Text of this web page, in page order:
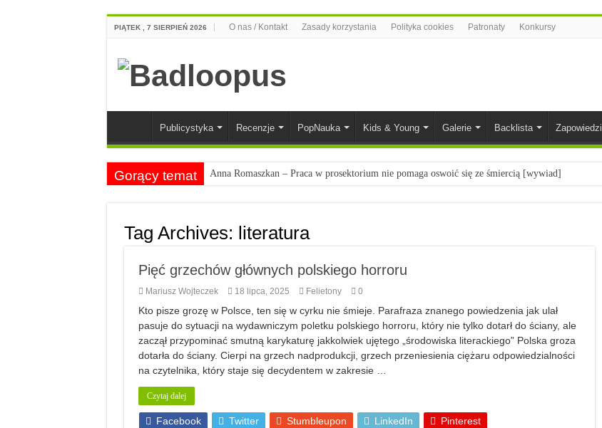
PIĄTEK , 7 SIERPIEŃ 2026 O nas / Kontakt Zasady korzystania Polityka cookies Patronaty Konkursy
Publicystyka Recenzje PopNauka Kids & Young Galerie Backlista Zapowiedzi
Gorący temat Anna Romaszkan – Praca w prosektorium nie pomaga oswoić się ze śmiercią [wywiad]
Najciekawsze zapowiedzi komiksowe na 2023 rok
Tag Archives: literatura
Pięć grzechów głównych polskiego horroru
Mariusz Wojteczek 18 lipca, 2025 Felietony 0
Kto pisze grozę w Polsce, ten się w cyrku nie śmieje. Parafraza znanego powiedzenia jak ulał
pasuje do sytuacji na wydawniczym poletku polskiego horroru, który nie tylko dotarł do ściany, ale
zaczął przypominać smutną karykaturę jakkolwiek ujętego „środowiska literackiego” Polska groza
dotarła do ściany. Cierpi na grzech nadprodukcji, grzech przeniesienia ciężaru odpowiedzialności
na czytelnika, który staje się decydentem w zakresie …
Czytaj dalej
Facebook Twitter Stumbleupon LinkedIn Pinterest